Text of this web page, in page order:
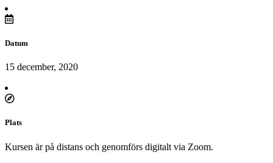
Datum
15 december, 2020
Plats
Kursen är på distans och genomförs digitalt via Zoom.